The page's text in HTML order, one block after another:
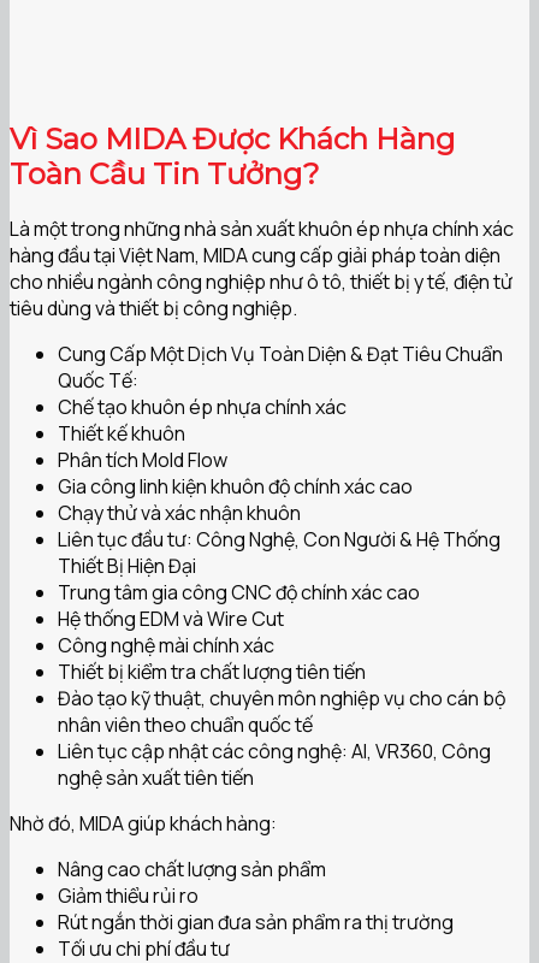
Vì Sao MIDA Được Khách Hàng
Toàn Cầu Tin Tưởng?
Là một trong những nhà sản xuất khuôn ép nhựa chính xác
hàng đầu tại Việt Nam, MIDA cung cấp giải pháp toàn diện
cho nhiều ngành công nghiệp như ô tô, thiết bị y tế, điện tử
tiêu dùng và thiết bị công nghiệp.
Cung Cấp Một Dịch Vụ Toàn Diện & Đạt Tiêu Chuẩn
Quốc Tế:
Chế tạo khuôn ép nhựa chính xác
Thiết kế khuôn
Phân tích Mold Flow
Gia công linh kiện khuôn độ chính xác cao
Chạy thử và xác nhận khuôn
Liên tục đầu tư: Công Nghệ, Con Người & Hệ Thống
Thiết Bị Hiện Đại
Trung tâm gia công CNC độ chính xác cao
Hệ thống EDM và Wire Cut
Công nghệ mài chính xác
Thiết bị kiểm tra chất lượng tiên tiến
Đào tạo kỹ thuật, chuyên môn nghiệp vụ cho cán bộ
nhân viên theo chuẩn quốc tế
Liên tục cập nhật các công nghệ: AI, VR360, Công
nghệ sản xuất tiên tiến
Nhờ đó, MIDA giúp khách hàng:
Nâng cao chất lượng sản phẩm
Giảm thiểu rủi ro
Rút ngắn thời gian đưa sản phẩm ra thị trường
Tối ưu chi phí đầu tư